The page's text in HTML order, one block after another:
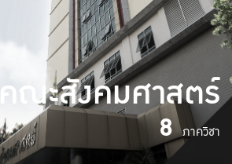
คณะสังคมศาสตร์
8 ภาควิชา